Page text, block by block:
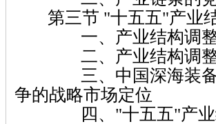
第三节 "十五五"产业结
一、产业结构调整
二、产业结构调整中
三、中国深海装备用
争的战略市场定位
四、"十五五"产业结